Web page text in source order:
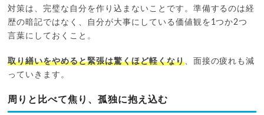
対策は、完璧な自分を作り込まないことです。準備するのは経
歴の暗記ではなく、自分が大事にしている価値観を1つか2つ
言葉にしておくこと。
取り繕いをやめると緊張は驚くほど軽くなり、面接の疲れも減
っていきます。
周りと比べて焦り、孤独に抱え込む